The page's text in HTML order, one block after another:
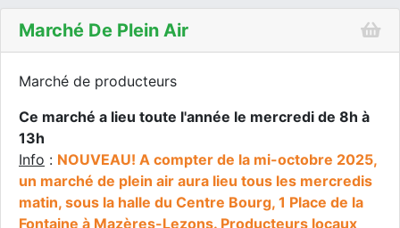
Marché De Plein Air
Marché de producteurs
Ce marché a lieu toute l'année le mercredi de 8h à
13h
Info : NOUVEAU! A compter de la mi-octobre 2025,
un marché de plein air aura lieu tous les mercredis
matin, sous la halle du Centre Bourg, 1 Place de la
Fontaine à Mazères-Lezons. Producteurs locaux